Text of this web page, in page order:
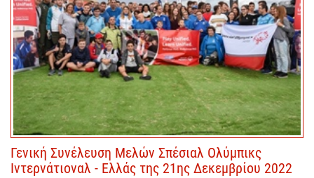
Γενική Συνέλευση Μελών Σπέσιαλ Ολύμπικς
Ιντερνάτιοναλ - Ελλάς της 21ης Δεκεμβρίου 2022